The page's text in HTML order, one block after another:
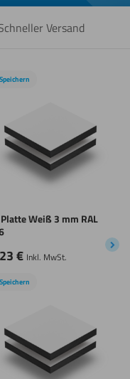
Versand
Speichern
Platte Weiß 3 mm RAL
€ Inkl. MwSt.
Speichern